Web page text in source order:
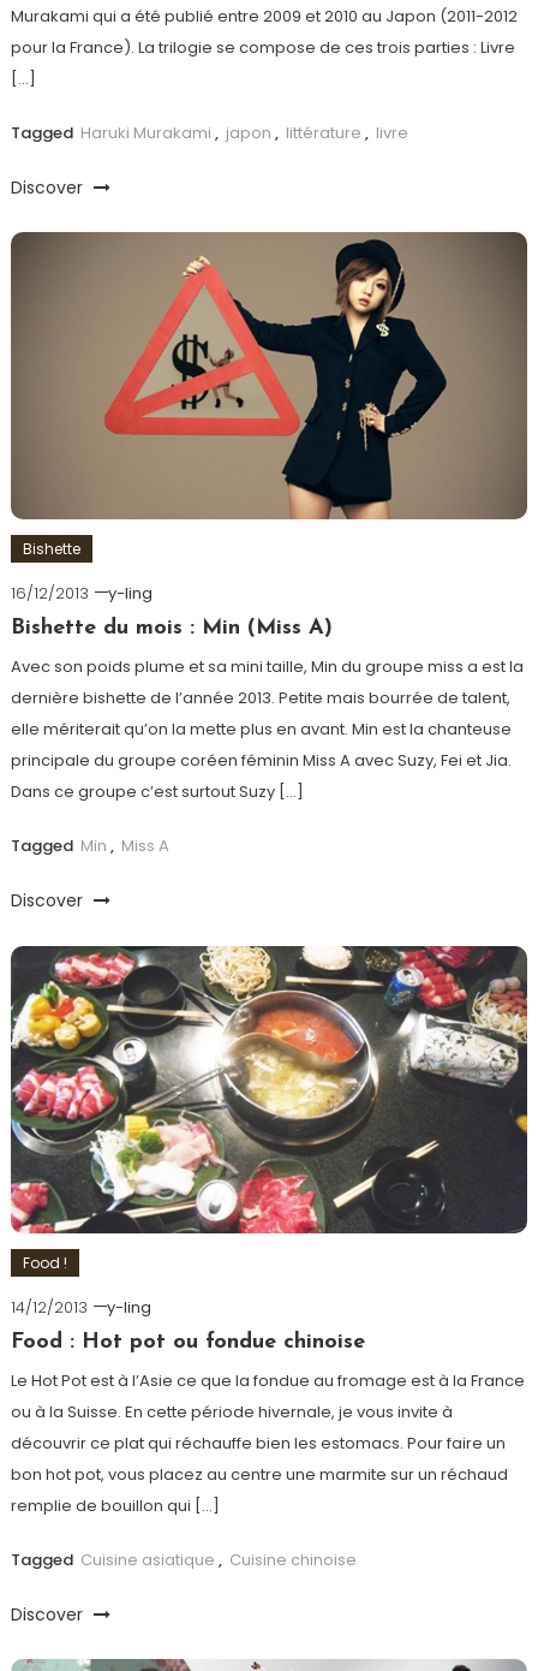
Murakami qui a été publié entre 2009 et 2010 au Japon (2011-2012
pour la France). La trilogie se compose de ces trois parties : Livre
[…]
Tagged Haruki Murakami , japon , littérature , livre
Discover
Bishette
16/12/2013
y-ling
Bishette du mois : Min (Miss A)
Avec son poids plume et sa mini taille, Min du groupe miss a est la
dernière bishette de l’année 2013. Petite mais bourrée de talent,
elle mériterait qu’on la mette plus en avant. Min est la chanteuse
principale du groupe coréen féminin Miss A avec Suzy, Fei et Jia.
Dans ce groupe c’est surtout Suzy […]
Tagged Min , Miss A
Discover
Food !
14/12/2013
y-ling
Food : Hot pot ou fondue chinoise
Le Hot Pot est à l’Asie ce que la fondue au fromage est à la France
ou à la Suisse. En cette période hivernale, je vous invite à
découvrir ce plat qui réchauffe bien les estomacs. Pour faire un
bon hot pot, vous placez au centre une marmite sur un réchaud
remplie de bouillon qui […]
Tagged Cuisine asiatique , Cuisine chinoise
Discover